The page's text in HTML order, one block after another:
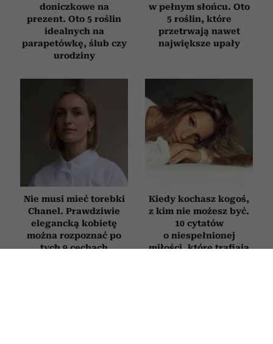
doniczkowe na
prezent. Oto 5 roślin
idealnych na
parapetówkę, ślub czy
urodziny
w pełnym słońcu. Oto
5 roślin, które
przetrwają nawet
największe upały
Nie musi mieć torebki
Chanel. Prawdziwie
elegancką kobietę
można rozpoznać po
tych 9 cechach
Kiedy kochasz kogoś,
z kim nie możesz być.
10 cytatów
o niespełnionej
miłości, które trafiają